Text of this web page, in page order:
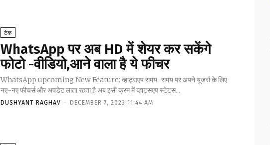
टेक
WhatsApp पर अब HD में शेयर कर सकेंगे
फोटो -वीडियो,आने वाला है ये फीचर
WhatsApp upcoming New Feature: व्हाट्सएप समय-समय पर अपने यूजर्स के लिए
नए-नए फीचर्स और अपडेट लाता रहता है अब इसी क्रम में व्हाट्सएप स्टेटस...
DUSHYANT RAGHAV - DECEMBER 7, 2023 11:44 AM